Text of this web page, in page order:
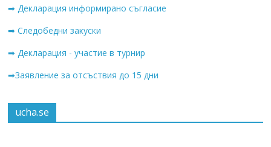
➡ Декларация информирано съгласие
➡ Следобедни закуски
➡ Декларация - участие в турнир
➡Заявление за отсъствия до 15 дни
ucha.se